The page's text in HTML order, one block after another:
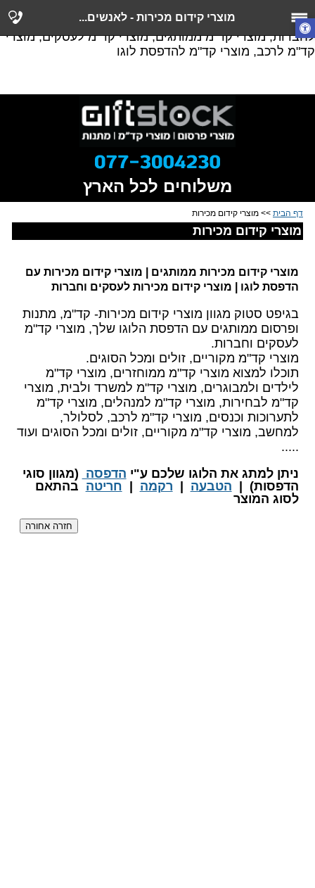
מוצרי קידום מכירות מתנות, מוצרי קד"מ זולים, מוצרי קד"מ
לחברות, מוצרי קד"מ ממותגים, מוצרי קד"מ לעסקים, מוצרי
קד"מ לרכב, מוצרי קד"מ להדפסת לוגו
מוצרי קידום מכירות - לאנשים...
משלוחים לכל הארץ
דף הבית >> מוצרי קידום מכירות
מוצרי קידום מכירות
מוצרי קידום מכירות ממותגים | מוצרי קידום מכירות עם
הדפסת לוגו | מוצרי קידום מכירות לעסקים וחברות
בגיפט סטוק מגוון מוצרי קידום מכירות- קד"מ, מתנות
ופרסום ממותגים עם הדפסת הלוגו שלך, מוצרי קד"מ
לעסקים וחברות.
מוצרי קד"מ מקוריים, זולים ומכל הסוגים.
תוכלו למצוא מוצרי קד"מ ממוחזרים, מוצרי קד"מ
לילדים ולמבוגרים, מוצרי קד"מ למשרד ולבית, מוצרי
קד"מ לבחירות, מוצרי קד"מ למנהלים, מוצרי קד"מ
לתערוכות וכנסים, מוצרי קד"מ לרכב, לסלולר,
למחשב, ​מוצרי קד"מ מקוריים, זולים ומכל הסוגים ועוד
.....
​ניתן למתג את הלוגו שלכם ע"י הדפסה (מגוון סוגי
הדפסות) | הטבעה רקמה חריטה בהתאם
לסוג המוצר